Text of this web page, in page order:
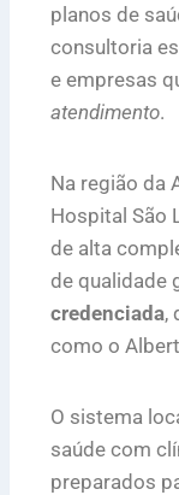
planos de
consultoria
e empresas
atendimento.
Na região da
Hospital São
de alta
de qualidade
credenciada,
como o
O sistema
saúde com
preparados